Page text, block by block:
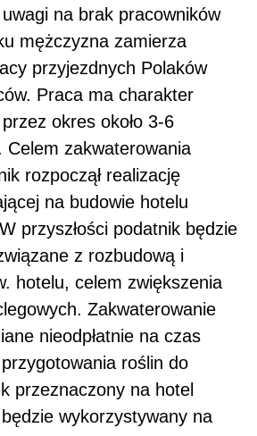
na brak pracowników
mężczyzna zamierza
przyjezdnych Polaków
Praca ma charakter
okres około 3-6
Celem zakwaterowania
rozpoczął realizację
na budowie hotelu
przyszłości podatnik będzie
z rozbudową i
hotelu, celem zwiększenia
Zakwaterowanie
nieodpłatnie na czas
roślin do
przeznaczony na hotel
wykorzystywany na